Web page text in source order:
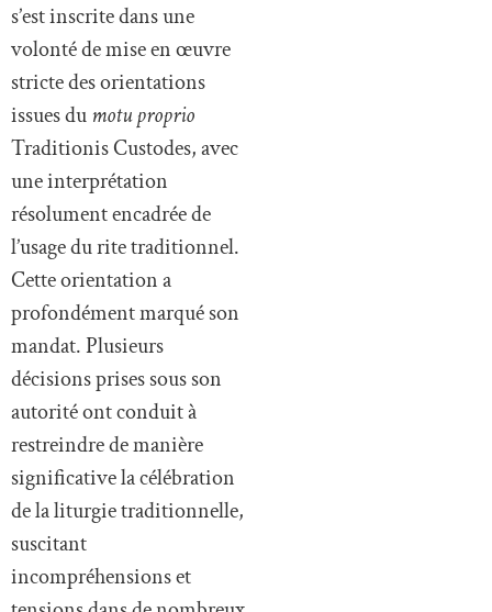
s’est inscrite dans une
volonté de mise en œuvre
stricte des orientations
issues du motu proprio
Traditionis Custodes, avec
une interprétation
résolument encadrée de
l’usage du rite traditionnel.
Cette orientation a
profondément marqué son
mandat. Plusieurs
décisions prises sous son
autorité ont conduit à
restreindre de manière
significative la célébration
de la liturgie traditionnelle,
suscitant
incompréhensions et